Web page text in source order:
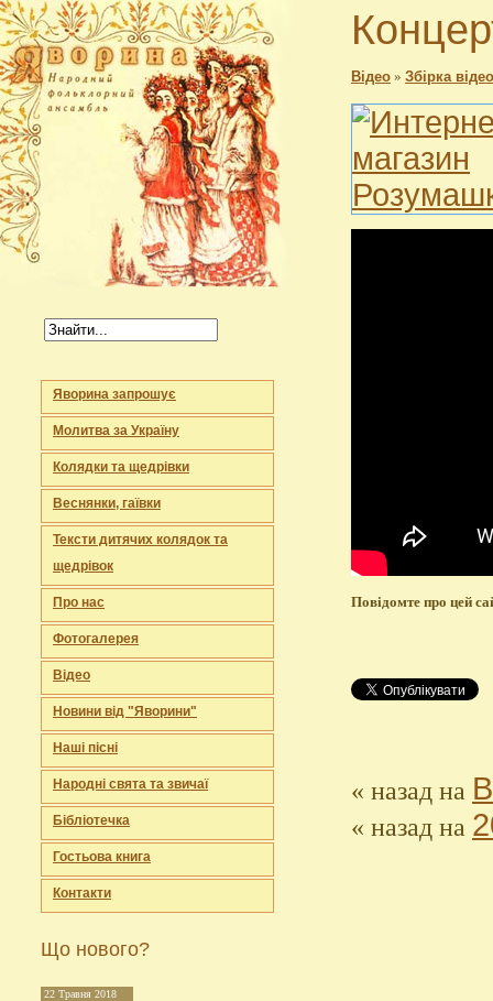
Яворина запрошує
Молитва за Україну
Колядки та щедрівки
Веснянки, гаївки
Тексти дитячих колядок та
щедрівок
Про нас
Фотогалерея
Відео
Новини від "Яворини"
Наші пісні
Народні свята та звичаї
Бібліотечка
Гостьова книга
Контакти
Що нового?
22 Травня 2018
Відео » Збірка
Повідомте про цей
« назад на
« назад на